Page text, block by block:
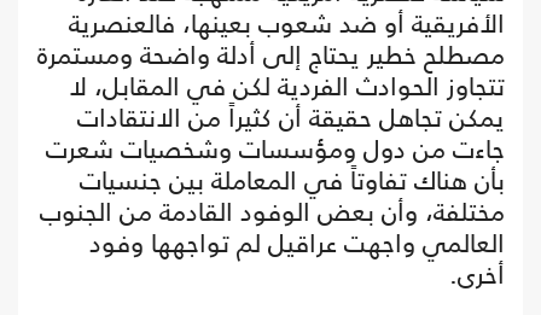
الأفريقية أو ضد شعوب بعينها، فالعنصرية
مصطلح خطير يحتاج إلى أدلة واضحة ومستمرة
تتجاوز الحوادث الفردية لكن في المقابل، لا
يمكن تجاهل حقيقة أن كثيراً من الانتقادات
جاءت من دول ومؤسسات وشخصيات شعرت
بأن هناك تفاوتاً في المعاملة بين جنسيات
مختلفة، وأن بعض الوفود القادمة من الجنوب
العالمي واجهت عراقيل لم تواجهها وفود
أخرى.